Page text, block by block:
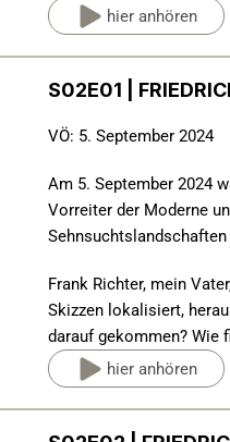
hier anhören
S02E01 |
VÖ: 5. September 2024
Am 5. September 2024
Vorreiter der Moderne
Frank Richter, mein
Skizzen lokalisiert,
darauf gekommen? Wie
hier anhören